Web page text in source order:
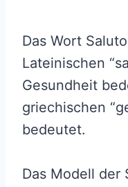
Das Wort
Lateinischen
Gesundheit
griechischen
bedeutet.
Das Modell der